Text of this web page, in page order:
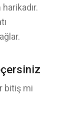
bitiş mi